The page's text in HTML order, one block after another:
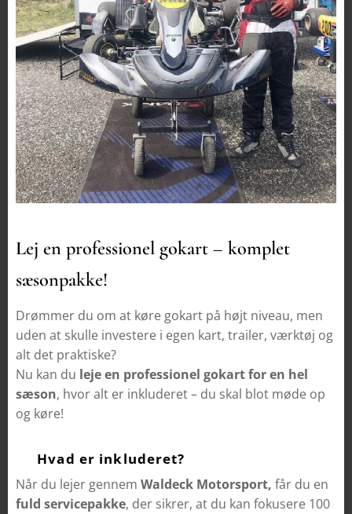
Lej en professionel gokart – komplet
sæsonpakke!
Drømmer du om at køre gokart på højt niveau, men
uden at skulle investere i egen kart, trailer, værktøj og
alt det praktiske?
Nu kan du leje en professionel gokart for en hel
sæson, hvor alt er inkluderet – du skal blot møde op
og køre!
🧰 Hvad er inkluderet?
Når du lejer gennem Waldeck Motorsport, får du en
fuld servicepakke, der sikrer, at du kan fokusere 100